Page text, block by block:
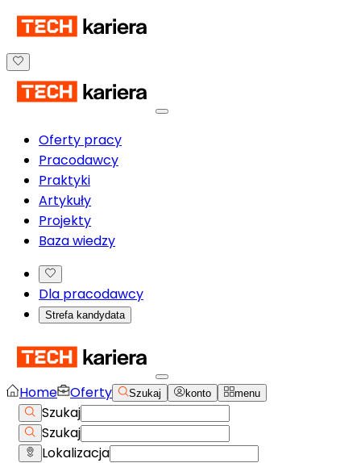
Oferty pracy
Pracodawcy
Praktyki
Artykuły
Projekty
Baza wiedzy
Dla pracodawcy
Strefa kandydata
Home Oferty Szukaj konto menu
Szukaj
Szukaj
Lokalizacja